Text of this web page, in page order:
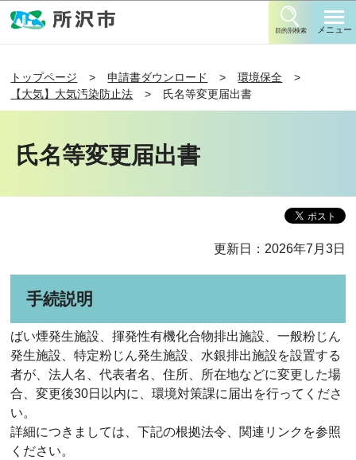
目的別検索 メニュー
トップページ 申請書ダウンロード
環境保全
【大気】大気汚染防止法
氏名等変更届出書
氏名等変更届出書
更新日：2026年7月3日
手続説明
ばい煙発生施設、揮発性有機化合物排出施設、一般粉じん
発生施設、特定粉じん発生施設、水銀排出施設を設置する
者が、法人名、代表者名、住所、所在地などに変更した場
合、変更後30日以内に、環境対策課に届出を行ってくださ
い。
詳細につきましては、下記の根拠法令、関連リンクを参照
ください。